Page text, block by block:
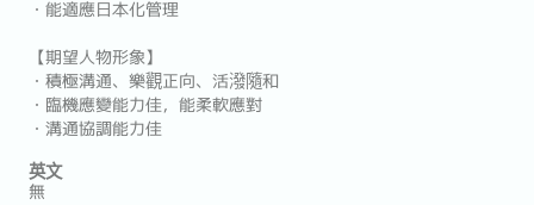
・能適應日本化管理
【期望人物形象】
・積極溝通、樂觀正向、活潑隨和
・臨機應變能力佳，能柔軟應對
・溝通協調能力佳
英文
無